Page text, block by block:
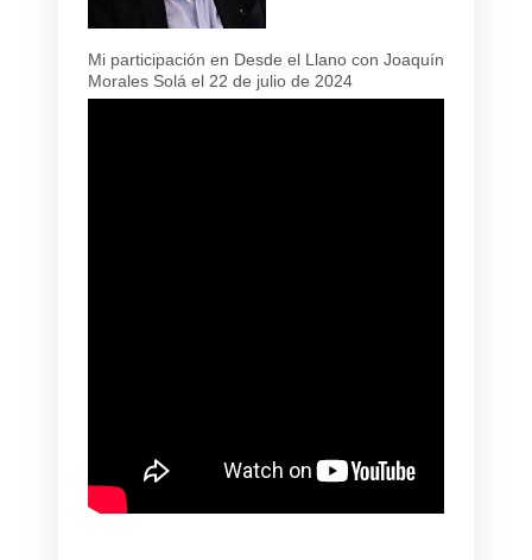
Mi participación en Desde el Llano con Joaquín
Morales Solá el 22 de julio de 2024